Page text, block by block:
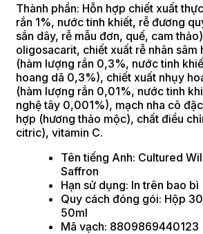
Thành phần: Hỗn hợp chiết xuất
rắn 1%, nước tinh khiết, rễ đương
sắn dây, rễ mẫu đơn, quế, cam
oligosacarit, chiết xuất rễ nhân sâm
(hàm lượng rắn 0,3%, nước tinh
hoang dã 0,3%), chiết xuất nhụy
(hàm lượng rắn 0,01%, nước tinh
nghệ tây 0,001%), mạch nha cô
hợp (hương thảo mộc), chất điều
citric), vitamin C.
Tên tiếng Anh: Cultured
Saffron
Hạn sử dụng: In trên bao bì
Quy cách đóng gói: Hộp
50ml
Mã vạch: 8809869440123